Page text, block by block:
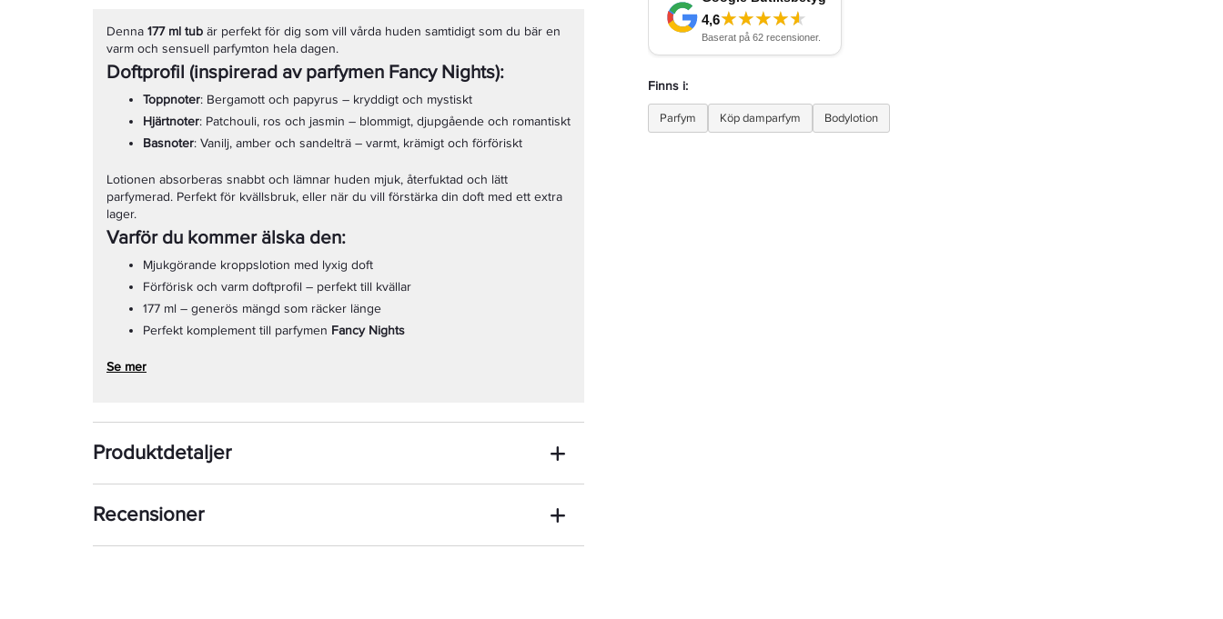
Denna 177 ml tub är perfekt för dig som vill vårda huden samtidigt som du bär en
varm och sensuell parfymton hela dagen.
Doftprofil (inspirerad av parfymen Fancy Nights):
Toppnoter: Bergamott och papyrus – kryddigt och mystiskt
Hjärtnoter: Patchouli, ros och jasmin – blommigt, djupgående och romantiskt
Basnoter: Vanilj, amber och sandelträ – varmt, krämigt och förföriskt
Lotionen absorberas snabbt och lämnar huden mjuk, återfuktad och lätt
parfymerad. Perfekt för kvällsbruk, eller när du vill förstärka din doft med ett extra
lager.
Varför du kommer älska den:
Mjukgörande kroppslotion med lyxig doft
Förförisk och varm doftprofil – perfekt till kvällar
177 ml – generös mängd som räcker länge
Perfekt komplement till parfymen Fancy Nights
Se mer
Produktdetaljer
Recensioner
Finns i:
Parfym Köp damparfym Bodylotion